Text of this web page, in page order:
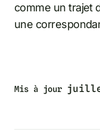
comme un trajet
une
Mis à jour